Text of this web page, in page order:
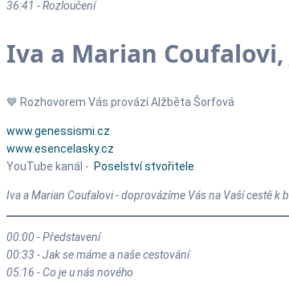
36:41 - Rozloučení
Iva a Marian
💙 Rozhovorem Vás provází Alžběta Šorfová
www.genessismi.cz
www.esencelasky.cz
YouTube kanál - Poselství stvořitele
Iva a Marian Coufalovi - doprovázíme Vás na Vaší cestě
00:00 - Představení
00:33 - Jak se máme a naše cestování
05:16 - Co je u nás nového